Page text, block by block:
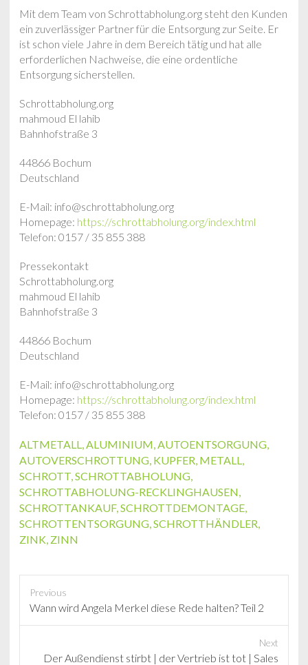
Mit dem Team von Schrottabholung.org steht den Kunden
ein zuverlässiger Partner für die Entsorgung zur Seite. Er
ist schon viele Jahre in dem Bereich tätig und hat alle
erforderlichen Nachweise, die eine ordentliche
Entsorgung sicherstellen.
Schrottabholung.org
mahmoud El lahib
Bahnhofstraße 3
44866 Bochum
Deutschland
E-Mail: info@schrottabholung.org
Homepage: https://schrottabholung.org/index.html
Telefon: 0157 / 35 855 388
Pressekontakt
Schrottabholung.org
mahmoud El lahib
Bahnhofstraße 3
44866 Bochum
Deutschland
E-Mail: info@schrottabholung.org
Homepage: https://schrottabholung.org/index.html
Telefon: 0157 / 35 855 388
ALTMETALL,ALUMINIUM,AUTOENTSORGUNG,
AUTOVERSCHROTTUNG, KUPFER, METALL,
SCHROTT,SCHROTTABHOLUNG,
SCHROTTABHOLUNG-RECKLINGHAUSEN,
SCHROTTANKAUF,SCHROTTDEMONTAGE,
SCHROTTENTSORGUNG,SCHROTTHÄNDLER,
ZINK, ZINN
Previous
P
r
Wann wird Angela Merkel diese Rede halten? Teil 2
Next
Der Außendienst stirbt | der Vertrieb ist tot | Sales